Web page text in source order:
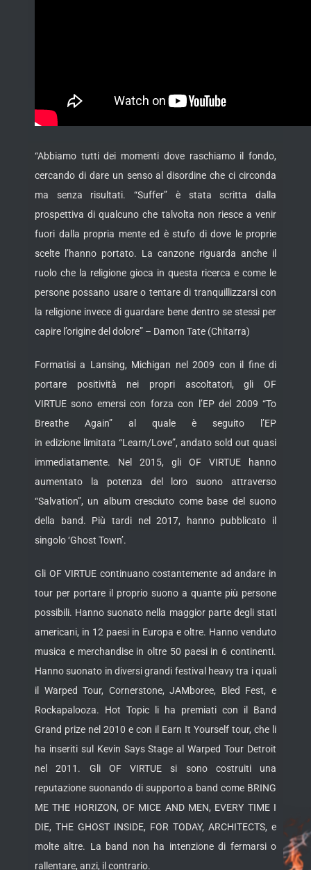
“Abbiamo tutti dei momenti dove raschiamo il fondo,
cercando di dare un senso al disordine che ci circonda
ma senza risultati. “Suffer” è stata scritta dalla
prospettiva di qualcuno che talvolta non riesce a venir
fuori dalla propria mente ed è stufo di dove le proprie
scelte l’hanno portato. La canzone riguarda anche il
ruolo che la religione gioca in questa ricerca e come le
persone possano usare o tentare di tranquillizzarsi con
la religione invece di guardare bene dentro se stessi per
capire l’origine del dolore” – Damon Tate (Chitarra)
Formatisi a Lansing, Michigan nel 2009 con il fine di
portare positività nei propri ascoltatori, gli OF
VIRTUE sono emersi con forza con l’EP del 2009 “To
Breathe Again” al quale è seguito l’EP
in edizione limitata “Learn/Love”, andato sold out quasi
immediatamente. Nel 2015, gli OF VIRTUE hanno
aumentato la potenza del loro suono attraverso
“Salvation”, un album cresciuto come base del suono
della band. Più tardi nel 2017, hanno pubblicato il
singolo ‘Ghost Town’.
Gli OF VIRTUE continuano costantemente ad andare in
tour per portare il proprio suono a quante più persone
possibili. Hanno suonato nella maggior parte degli stati
americani, in 12 paesi in Europa e oltre. Hanno venduto
musica e merchandise in oltre 50 paesi in 6 continenti.
Hanno suonato in diversi grandi festival heavy tra i quali
il Warped Tour, Cornerstone, JAMboree, Bled Fest, e
Rockapalooza. Hot Topic li ha premiati con il Band
Grand prize nel 2010 e con il Earn It Yourself tour, che li
ha inseriti sul Kevin Says Stage al Warped Tour Detroit
nel 2011. Gli OF VIRTUE si sono costruiti una
reputazione suonando di supporto a band come BRING
ME THE HORIZON, OF MICE AND MEN, EVERY TIME I
DIE, THE GHOST INSIDE, FOR TODAY, ARCHITECTS, e
molte altre. La band non ha intenzione di fermarsi o
rallentare, anzi, il contrario.